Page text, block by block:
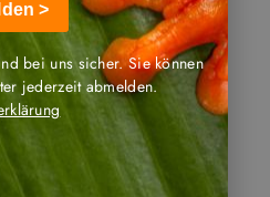
>
bei uns sicher. Sie können
jederzeit abmelden.